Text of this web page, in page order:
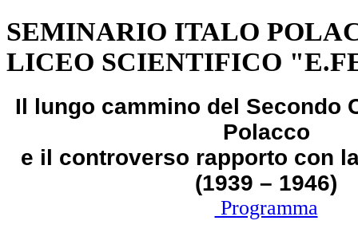
SEMINARIO ITALO
LICEO SCIENTIFICO
Il lungo cammino del Secondo
Polacco
e il controverso rapporto con
(1939 – 1946)
Programma